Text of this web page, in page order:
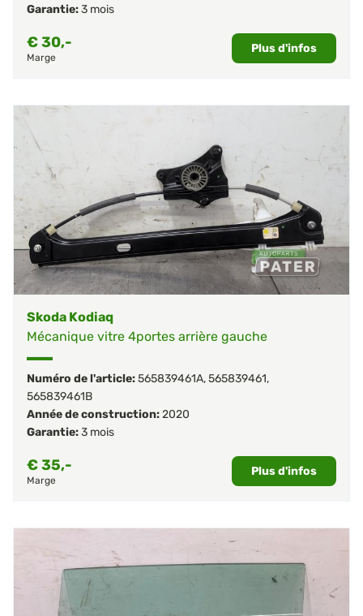
Garantie:3 mois
€30,-
Marge
Plus d'infos
Skoda Kodiaq
Mécanique vitre 4portes arrière gauche
Numéro de l'article:565839461A,565839461,
565839461B
Année de construction:2020
Garantie:3 mois
€35,-
Marge
Plus d'infos